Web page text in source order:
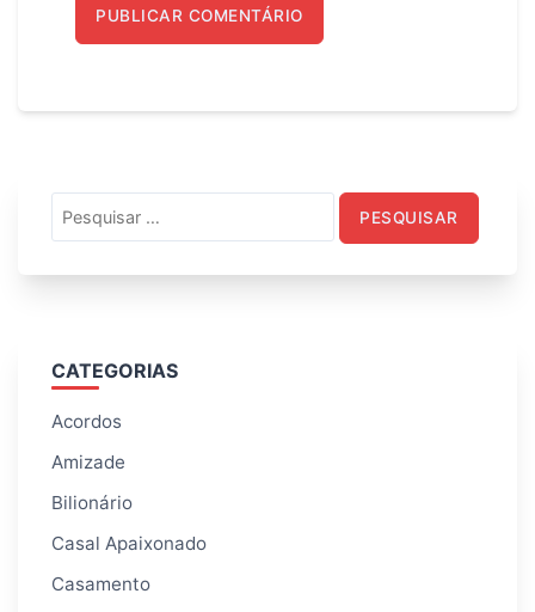
por:
CATEGORIAS
Acordos
Amizade
Bilionário
Casal Apaixonado
Casamento